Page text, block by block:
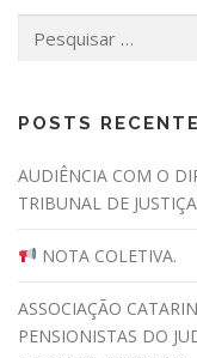
por:
POSTS
AUDIÊNCIA COM O
TRIBUNAL DE JUSTIÇA
NOTA COLETIVA.
ASSOCIAÇÃO
PENSIONISTAS DO